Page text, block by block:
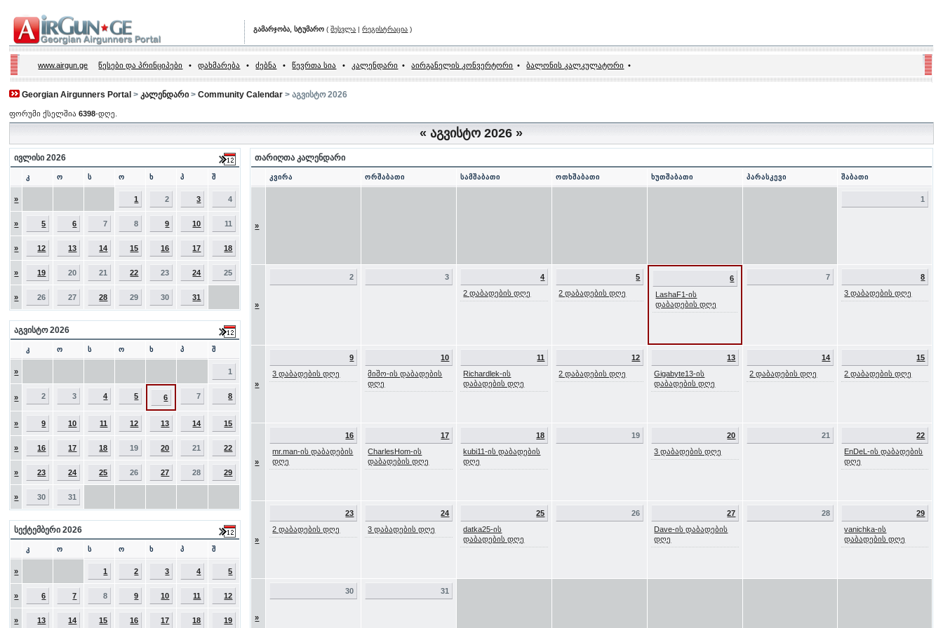
გამარჯობა, სტუმარო (შესვლა |რეგისტრაცია )
www.airgun.ge წესები და პრინციპები • დახმარება • ძებნა • წევრთა სია • კალენდარი • აირგანელის კონვერტორი • ბალონის კალკულატორი •
Georgian Airgunners Portal >კალენდარი >Community Calendar > აგვისტო 2026
ფორუმი ქსელშია6398-დღე.
« აგვისტო 2026»
ივლისი 2026
კ ო ს ო ხ პ შ
» 1 2 3 4
» 5 6 7 8 9 10 11
» 12 13 14 15 16 17 18
» 19 20 21 22 23 24 25
» 26 27 28 29 30 31
აგვისტო 2026
კ ო ს ო ხ პ შ
» 1
» 2 3 4 5 6 7 8
» 9 10 11 12 13 14 15
» 16 17 18 19 20 21 22
» 23 24 25 26 27 28 29
» 30 31
სექტემბერი 2026
კ ო ს ო ხ პ შ
» 1 2 3 4 5
» 6 7 8 9 10 11 12
» 13 14 15 16 17 18 19
თარიღთა კალენდარი
კვირა ორშაბათი სამშაბათი ოთხშაბათი ხუთშაბათი პარასკევი შაბათი
»
1
»
2 3
4
2 დაბადების დღე
5
2 დაბადების დღე
6
LashaF1-ის
დაბადების დღე
7
8
3 დაბადების დღე
»
9
3 დაბადების დღე
10
მიშო-ის დაბადების
დღე
11
Richardlek-ის
დაბადების დღე
12
2 დაბადების დღე
13
Gigabyte13-ის
დაბადების დღე
14
2 დაბადების დღე
15
2 დაბადების დღე
»
16
mr.man-ის დაბადების
დღე
17
CharlesHom-ის
დაბადების დღე
18
kubi11-ის დაბადების
დღე
19
20
3 დაბადების დღე
21
22
EnDeL-ის დაბადების
დღე
»
23
2 დაბადების დღე
24
3 დაბადების დღე
25
datka25-ის
დაბადების დღე
26
27
Dave-ის დაბადების
დღე
28
29
vanichka-ის
დაბადების დღე
»
30 31